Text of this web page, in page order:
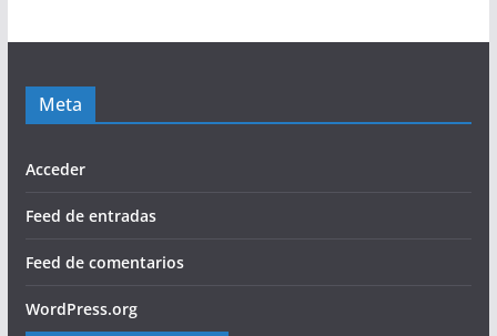
Meta
Acceder
Feed de entradas
Feed de comentarios
WordPress.org